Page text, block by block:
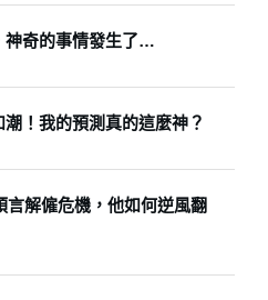
神奇的事情發生了…
！我的預測真的這麼神？
言解僱危機，他如何逆風翻